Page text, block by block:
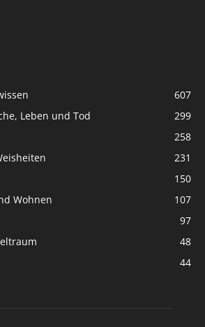
607
Leben und Tod
299
258
231
150
Wohnen
107
97
48
44